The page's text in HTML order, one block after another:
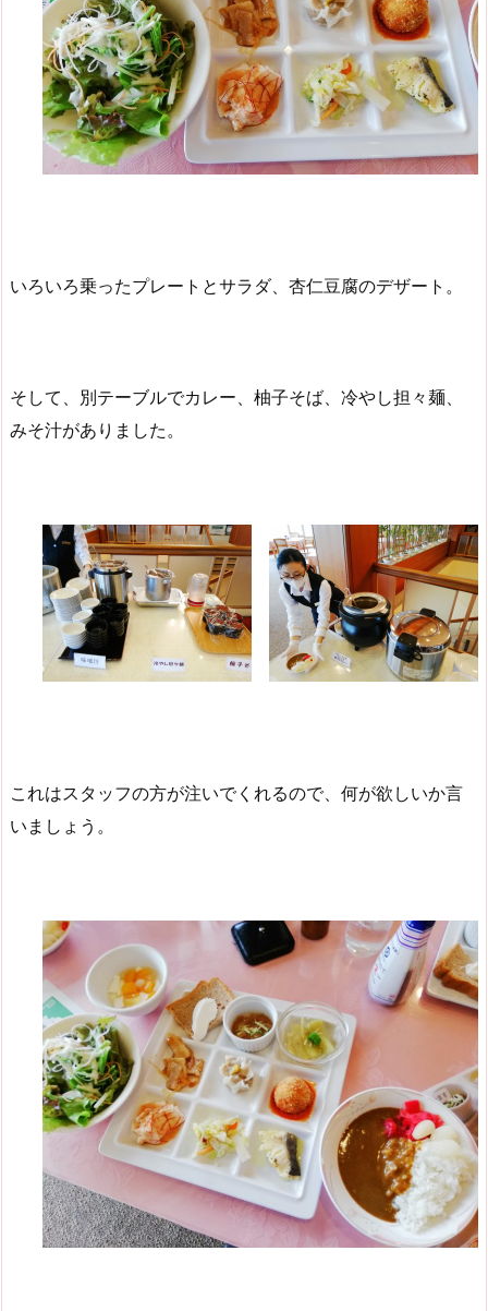
いろいろ乗ったプレートとサラダ、杏仁豆腐のデザート。
そして、別テーブルでカレー、柚子そば、冷やし担々麺、
みそ汁がありました。
これはスタッフの方が注いでくれるので、何が欲しいか言
いましょう。